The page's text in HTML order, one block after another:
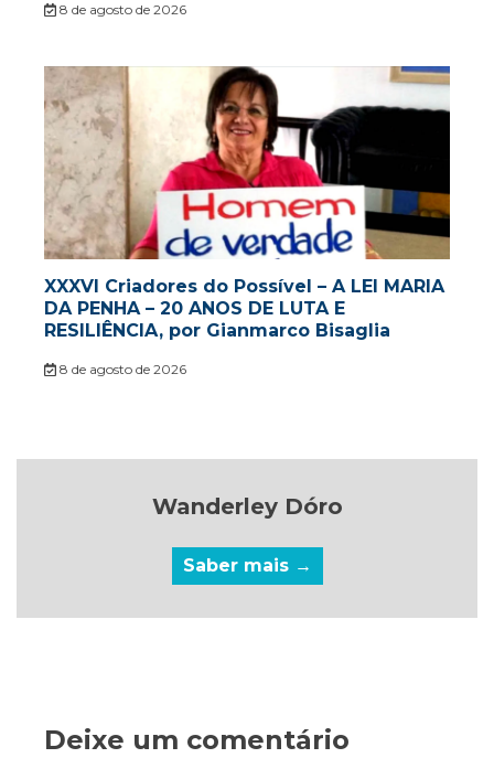
8 de agosto de 2026
XXXVI Criadores do Possível – A LEI MARIA
DA PENHA – 20 ANOS DE LUTA E
RESILIÊNCIA, por Gianmarco Bisaglia
8 de agosto de 2026
Wanderley Dóro
Saber mais →
Deixe um comentário